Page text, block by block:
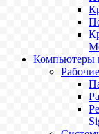
Компьютеры